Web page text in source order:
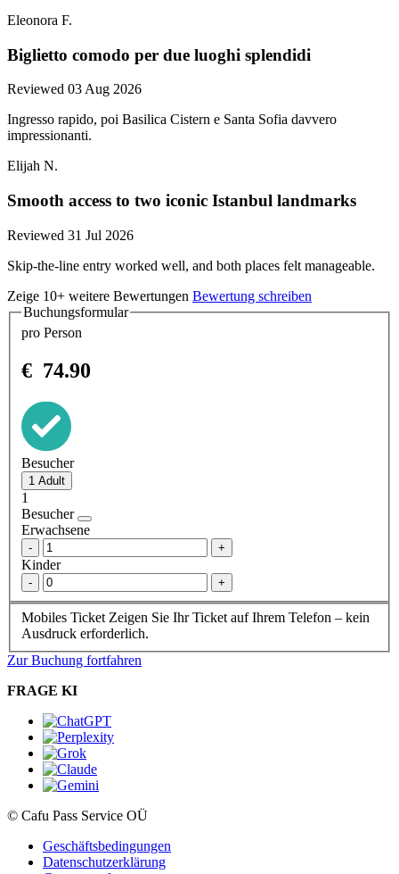
Eleonora F.
Biglietto comodo per due luoghi splendidi
Reviewed 03 Aug 2026
Ingresso rapido, poi Basilica Cistern e Santa Sofia davvero
impressionanti.
Elijah N.
Smooth access to two iconic Istanbul landmarks
Reviewed 31 Jul 2026
Skip-the-line entry worked well, and both places felt manageable.
Zeige 10+ weitere Bewertungen Bewertung schreiben
Buchungsformular
pro Person
€ 74.90
Besucher
1
Besucher
Erwachsene
- +
Kinder
- +
Mobiles Ticket Zeigen Sie Ihr Ticket auf Ihrem Telefon – kein
Ausdruck erforderlich.
Zur Buchung fortfahren
FRAGE KI
© Cafu Pass Service OÜ
Geschäftsbedingungen
Datenschutzerklärung